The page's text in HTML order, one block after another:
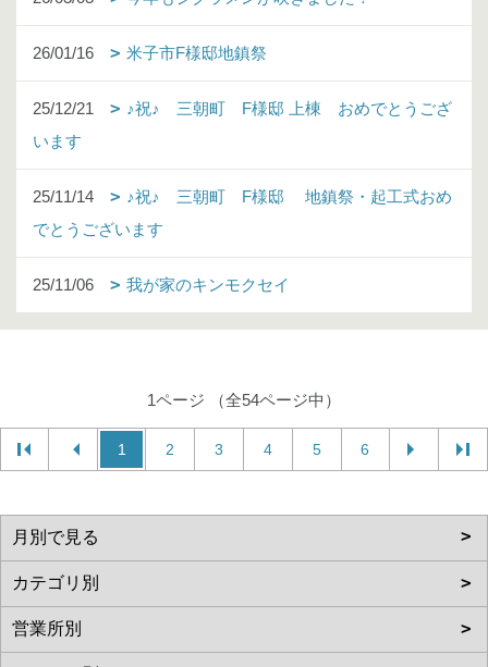
26/01/16 米子市F様邸地鎮祭
25/12/21
♪祝♪ 三朝町 F様邸 上棟 おめでとうござ
います
25/11/14
♪祝♪ 三朝町 F様邸 地鎮祭・起工式おめ
でとうございます
25/11/06 我が家のキンモクセイ
1ページ （全54ページ中）
1 2 3 4 5 6